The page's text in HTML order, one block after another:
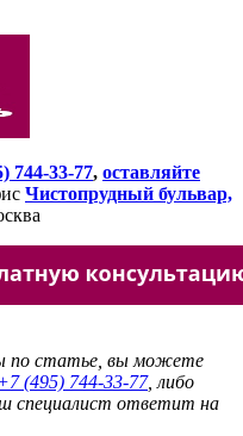
744-33-77, оставляйте
Чистопрудный бульвар,
по статье, вы можете
(495) 744-33-77, либо
специалист ответит на